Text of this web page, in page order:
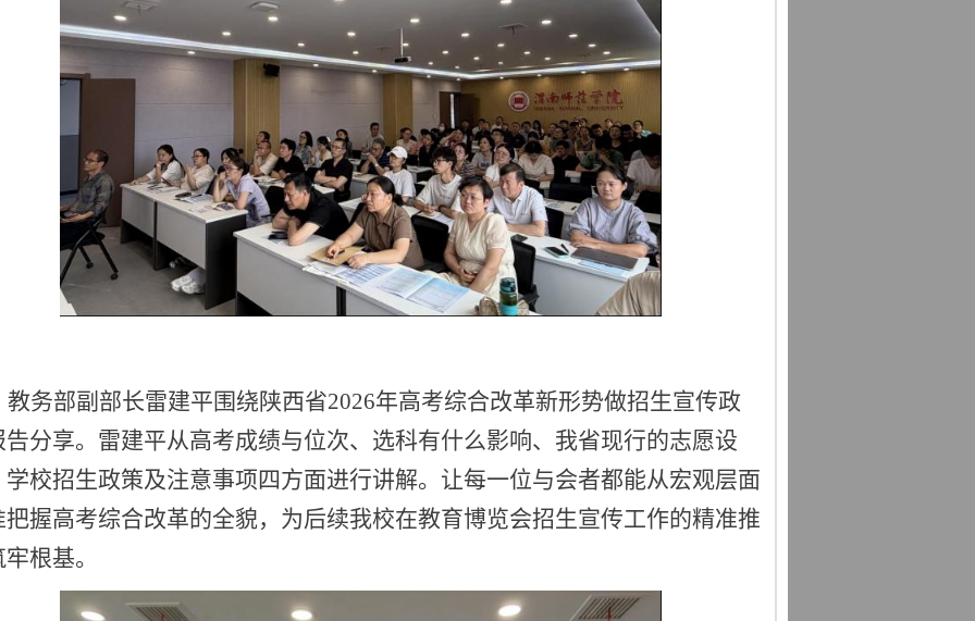
教务部副部长雷建平围绕陕西省2026年高考综合改革新形势做招生宣传政
分享。 雷建平从高考成绩与位次、选科有什么影响、我省现行的志愿设
学校招生政策及注意事项四方面进行讲解。让每一位与会者都能从宏观层面
把握高考综合改革的全貌，为后续我校在教育博览会招生宣传工作的精准推
根基。